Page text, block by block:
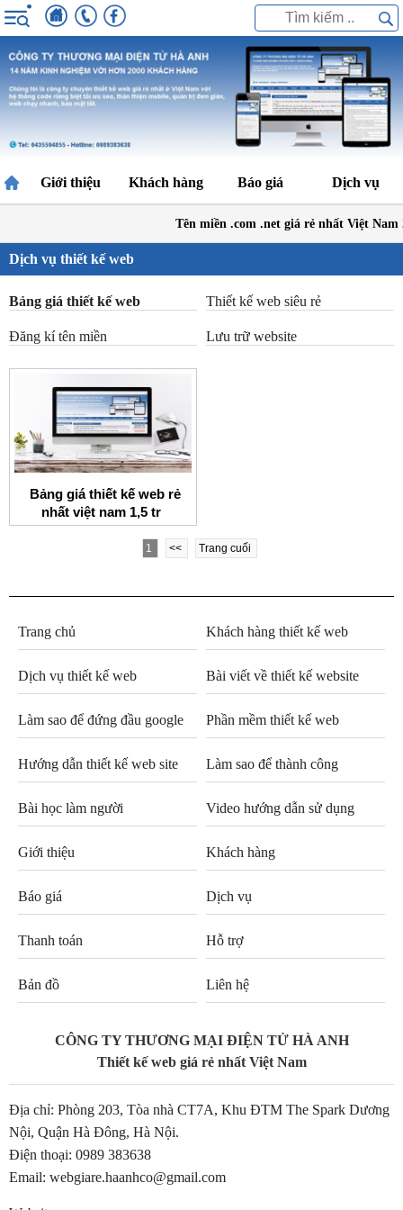
Giới thiệu Khách hàng Báo giá Dịch vụ
Tên miền .com .net giá rẻ nhất Việt Nam
Dịch vụ thiết kế web
Bảng giá thiết kế web Thiết kế web siêu rẻ
Đăng kí tên miền Lưu trữ website
Bảng giá thiết kế web rẻ
nhất việt nam 1,5 tr
1 << Trang cuối
Trang chủ Khách hàng thiết kế web
Dịch vụ thiết kế web Bài viết về thiết kế website
Làm sao để đứng đầu google Phần mềm thiết kế web
Hướng dẫn thiết kế web site Làm sao để thành công
Bài học làm người Video hướng dẫn sử dụng
Giới thiệu Khách hàng
Báo giá Dịch vụ
Thanh toán Hỗ trợ
Bản đồ Liên hệ
CÔNG TY THƯƠNG MẠI ĐIỆN TỬ HÀ ANH
Thiết kế web giá rẻ nhất Việt Nam
Địa chỉ: Phòng 203, Tòa nhà CT7A, Khu ĐTM The Spark Dương
Nội, Quận Hà Đông, Hà Nội.
Điện thoại: 0989 383638
Email: webgiare.haanhco@gmail.com